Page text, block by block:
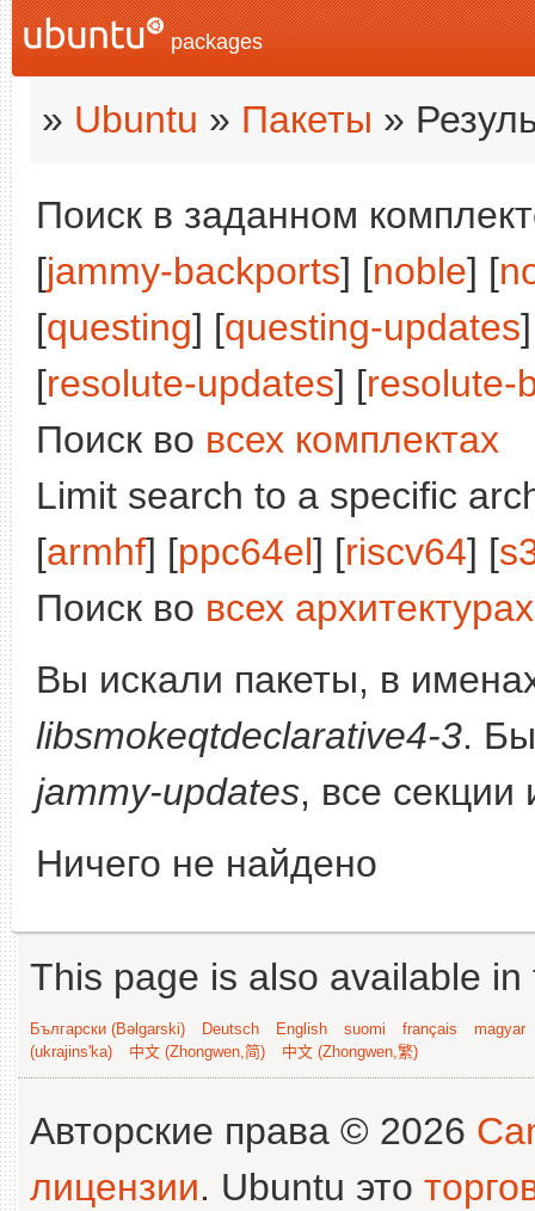
packages
» Ubuntu » Пакеты »
Поиск в заданном
[jammy-backports] [noble] [
[questing] [questing-updates
[resolute-updates] [resolute-
Поиск во всех комплектах
Limit search to a specific
[armhf] [ppc64el] [riscv64] [
Поиск во всех архитектурах
Вы искали пакеты, в
libsmokeqtdeclarative4-3.
jammy-updates, все
Ничего не найдено
This page is also available
Български (Bəlgarski) Deutsch English suomi français
magyar
(ukrajins'ka)
中文 (Zhongwen,简) 中文 (Zhongwen,繁)
Авторские права © 2026
лицензии. Ubuntu это